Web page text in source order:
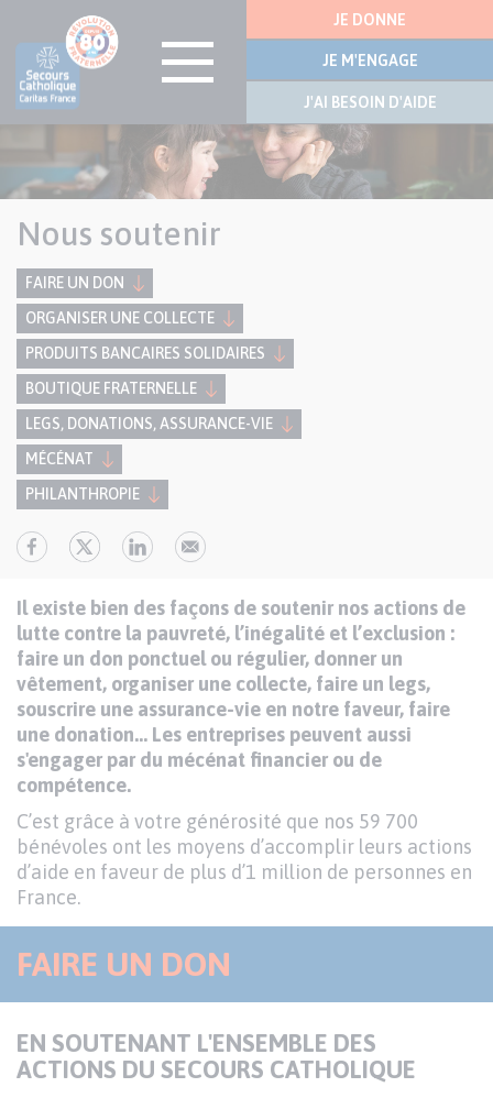
Aller
contenu
principal
latérale
JE DONNE
JE M'ENGAGE
J'AI BESOIN D'AIDE
Nous soutenir
FAIRE UN DON
ORGANISER UNE COLLECTE
PRODUITS BANCAIRES SOLIDAIRES
BOUTIQUE FRATERNELLE
LEGS, DONATIONS, ASSURANCE-VIE
MÉCÉNAT
PHILANTHROPIE
Il existe bien des façons de soutenir nos actions de
lutte contre la pauvreté, l’inégalité et l’exclusion :
faire un don ponctuel ou régulier, donner un
vêtement, organiser une collecte, faire un legs,
souscrire une assurance-vie en notre faveur, faire
une donation… Les entreprises peuvent aussi
s'engager par du mécénat financier ou de
compétence.
C’est grâce à votre générosité que nos 59 700
bénévoles ont les moyens d’accomplir leurs actions
d’aide en faveur de plus d’1 million de personnes en
France.
FAIRE UN DON
EN SOUTENANT L'ENSEMBLE DES
ACTIONS DU SECOURS CATHOLIQUE